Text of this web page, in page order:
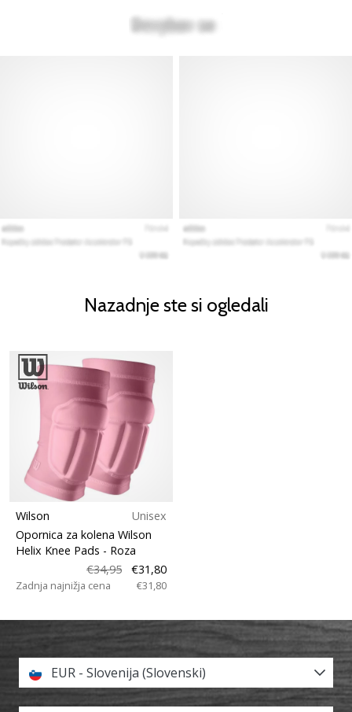
Nazadnje ste si ogledali
Wilson
Unisex
Opornica za kolena Wilson
Helix Knee Pads - Roza
€34,95
€31,80
Zadnja najnižja cena €31,80
EUR - Slovenija (Slovenski)